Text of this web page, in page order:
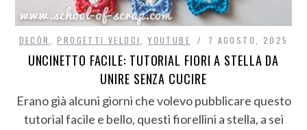
DECÒR ,PROGETTI VELOCI ,YOUTUBE 7 AGOSTO, 2025
UNCINETTO FACILE: TUTORIAL FIORI A STELLA DA
UNIRE SENZA CUCIRE
Erano già alcuni giorni che volevo pubblicare questo
tutorial facile e bello, questi fiorellini a stella, a sei